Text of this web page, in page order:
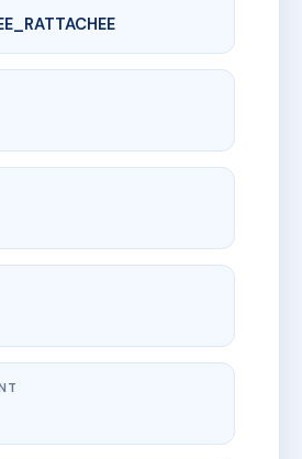
AF6995955
Fino Bricka